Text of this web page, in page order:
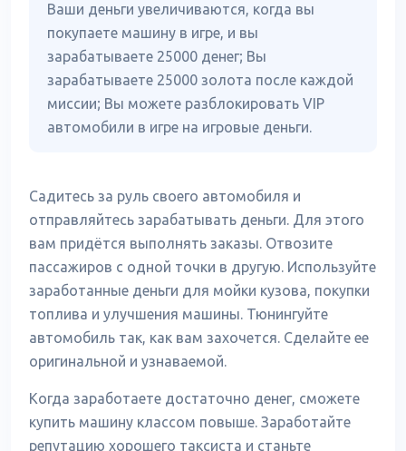
Ваши деньги увеличиваются, когда вы
покупаете машину в игре, и вы
зарабатываете 25000 денег; Вы
зарабатываете 25000 золота после каждой
миссии; Вы можете разблокировать VIP
автомобили в игре на игровые деньги.
Садитесь за руль своего автомобиля и
отправляйтесь зарабатывать деньги. Для этого
вам придётся выполнять заказы. Отвозите
пассажиров с одной точки в другую. Используйте
заработанные деньги для мойки кузова, покупки
топлива и улучшения машины. Тюнингуйте
автомобиль так, как вам захочется. Сделайте ее
оригинальной и узнаваемой.
Когда заработаете достаточно денег, сможете
купить машину классом повыше. Заработайте
репутацию хорошего таксиста и станьте